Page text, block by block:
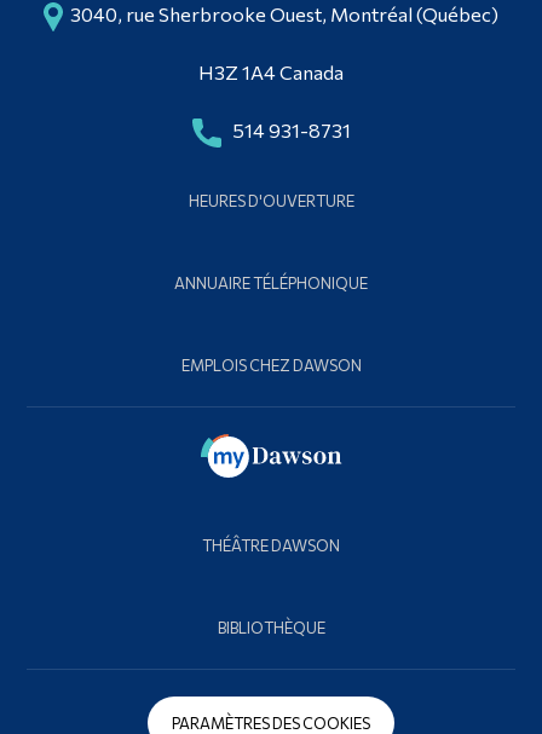
3040, rue Sherbrooke Ouest, Montréal (Québec)
H3Z 1A4 Canada
514 931-8731
HEURES D'OUVERTURE
ANNUAIRE TÉLÉPHONIQUE
EMPLOIS CHEZ DAWSON
THÉÂTRE DAWSON
BIBLIOTHÈQUE
PARAMÈTRES DES COOKIES